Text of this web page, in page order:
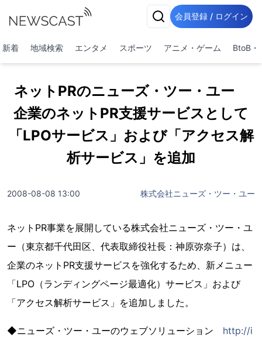
会員登録 / ログイン
新着 地域検索 エンタメ スポーツ アニメ・ゲーム BtoB・
ネットPRのニューズ・ツー・ユー
企業のネットPR支援サービスとして
「LPOサービス」および「アクセス解
析サービス」を追加
2008-08-08 13:00 株式会社ニューズ・ツー・ユー
ネットPR事業を展開している株式会社ニューズ・ツー・ユ
ー（東京都千代田区、代表取締役社長：神原弥奈子）は、
企業のネットPR支援サービスを強化するため、新メニュー
「LPO（ランディングページ最適化）サービス」および
「アクセス解析サービス」を追加しました。
◆ニューズ・ツー・ユーのウェブソリューション http://i